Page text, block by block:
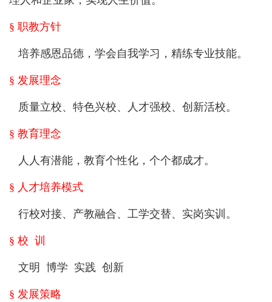
§ 职教方针
培养感恩品德，学会自我学习，精练专业技能。
§ 发展理念
质量立校、特色兴校、人才强校、创新活校。
§ 教育理念
人人有潜能，教育个性化，个个都成才。
§ 人才培养模式
行校对接、产教融合、工学交替、实岗实训。
§ 校 训
文明 博学 实践 创新
§ 发展策略